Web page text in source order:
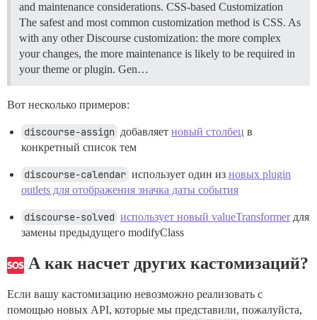
and maintenance considerations. CSS-based Customization
The safest and most common customization method is CSS. As
with any other Discourse customization: the more complex
your changes, the more maintenance is likely to be required in
your theme or plugin. Gen…
Вот несколько примеров:
discourse-assign добавляет новый столбец в
конкретный список тем
discourse-calendar использует один из новых plugin
outlets для отображения значка даты события
discourse-solved использует новый valueTransformerдля
замены предыдущего modifyClass
А как насчет других кастомизаций?
Если вашу кастомизацию невозможно реализовать с
помощью новых API, которые мы представили, пожалуйста,